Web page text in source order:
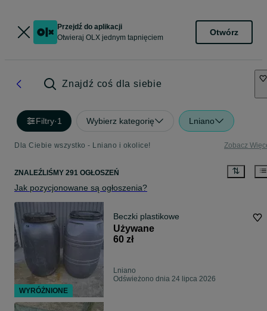
Przejdź do aplikacji
Otwieraj OLX jednym tapnięciem
Otwórz
Znajdź coś dla siebie
Filtry·1 Wybierz kategorię Lniano
Dla Ciebie wszystko - Lniano i okolice! Zobacz
ZNALEŹLIŚMY 291 OGŁOSZEŃ
Jak pozycjonowane są ogłoszenia?
Beczki plastikowe
Używane
60 zł
Lniano
Odświeżono dnia 24 lipca 2026
WYRÓŻNIONE